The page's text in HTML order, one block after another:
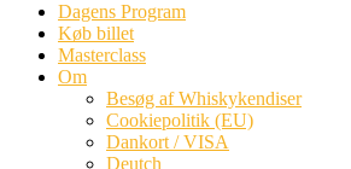
Dagens Program
Køb billet
Masterclass
Om
Besøg af Whiskykendiser
Cookiepolitik (EU)
Dankort / VISA
Deutch